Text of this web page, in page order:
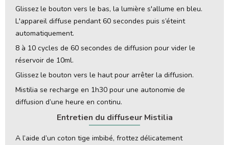
Glissez le bouton vers le bas, la lumière s'allume en bleu.
L'appareil diffuse pendant 60 secondes puis s’éteint
automatiquement.
8 à 10 cycles de 60 secondes de diffusion pour vider le
réservoir de 10ml.
Glissez le bouton vers le haut pour arrêter la diffusion.
Mistilia se recharge en 1h30 pour une autonomie de
diffusion d’une heure en continu.
Entretien du diffuseur Mistilia
A l’aide d’un coton tige imbibé, frottez délicatement